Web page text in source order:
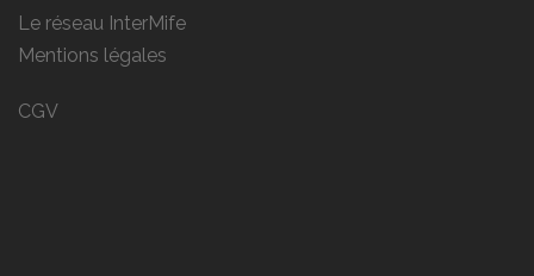
Le réseau InterMife
Mentions légales
CGV